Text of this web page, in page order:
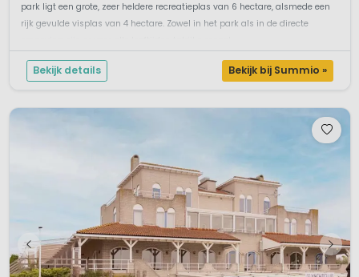
park ligt een grote, zeer heldere recreatieplas van 6 hectare, alsmede een
rijk gevulde visplas van 4 hectare. Zowel in het park als in de directe
Bekijk details Bekijk bij Summio »